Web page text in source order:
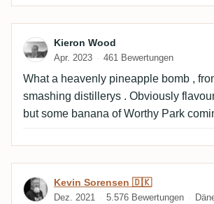
Bewertung von Kieron Wood
Kieron Wood
Apr. 2023 461 Bewertungen
What a heavenly pineapple bomb ,
smashing distillerys . Obviously
but some banana of Worthy Park
Bewertung von Kevin
Kevin Sorensen 🇩🇰
Dez. 2021 5.576 Bewertungen